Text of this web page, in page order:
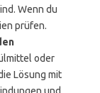
Wenn du
prüfen.
oder
Lösung mit